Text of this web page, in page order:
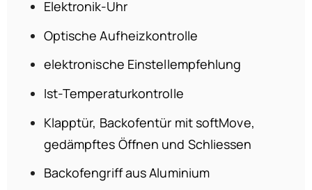
Elektronik-Uhr
Optische Aufheizkontrolle
elektronische Einstellempfehlung
Ist-Temperaturkontrolle
Klapptür, Backofentür mit softMove,
gedämpftes Öffnen und Schliessen
Backofengriff aus Aluminium